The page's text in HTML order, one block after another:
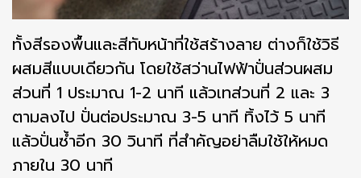
ทั้งสีรองพื้นและสีทับหน้าที่ใช้สร้างลาย ต่างก็ใช้วิธี
ผสมสีแบบเดียวกัน โดยใช้สว่านไฟฟ้าปั่นส่วนผสม
ส่วนที่ 1 ประมาณ 1-2 นาที แล้วเทส่วนที่ 2 และ 3
ตามลงไป ปั่นต่อประมาณ 3-5 นาที ทิ้งไว้ 5 นาที
แล้วปั่นซ้ำอีก 30 วินาที ที่สำคัญอย่าลืมใช้ให้หมด
ภายใน 30 นาที